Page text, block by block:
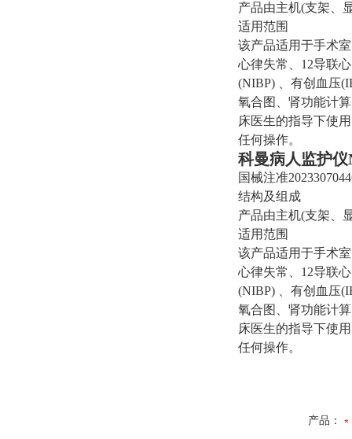
产品由主机(支架、
适用范围
该产品适用于手术
心律失常、12导联
(NIBP) 、有创血压
氧合图、肾功能计
床医生的指导下使
任何操作。
科曼病人监护仪
国械注准
结构及组成
产品由主机(支架、
适用范围
该产品适用于手术
心律失常、12导联
(NIBP) 、有创血压
氧合图、肾功能计
床医生的指导下使
任何操作。
产品：